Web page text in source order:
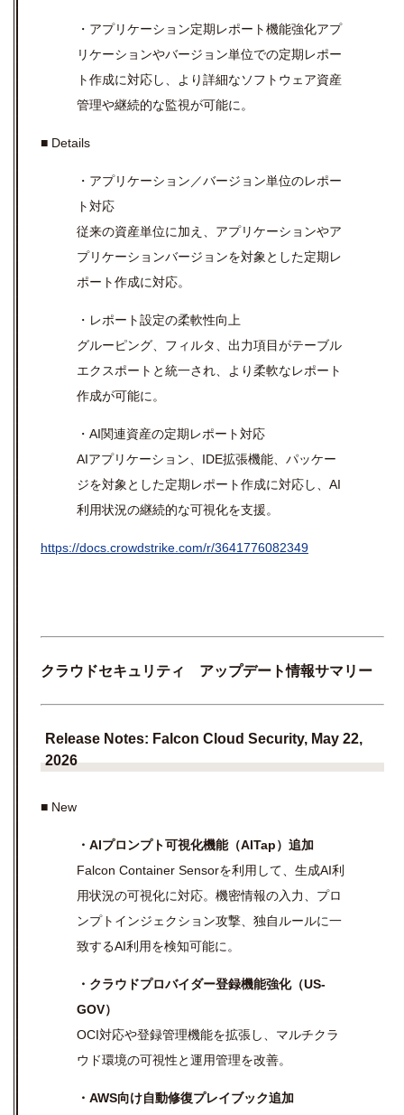
・アプリケーション定期レポート機能強化アプ
リケーションやバージョン単位での定期レポー
ト作成に対応し、より詳細なソフトウェア資産
管理や継続的な監視が可能に。
■ Details
・アプリケーション／バージョン単位のレポー
ト対応
従来の資産単位に加え、アプリケーションやア
プリケーションバージョンを対象とした定期レ
ポート作成に対応。
・レポート設定の柔軟性向上
グルーピング、フィルタ、出力項目がテーブル
エクスポートと統一され、より柔軟なレポート
作成が可能に。
・AI関連資産の定期レポート対応
AIアプリケーション、IDE拡張機能、パッケー
ジを対象とした定期レポート作成に対応し、AI
利用状況の継続的な可視化を支援。
https://docs.crowdstrike.com/r/3641776082349
クラウドセキュリティ アップデート情報サマリー
Release Notes: Falcon Cloud Security, May 22,
2026
■ New
・AIプロンプト可視化機能（AITap）追加
Falcon Container Sensorを利用して、生成AI利
用状況の可視化に対応。機密情報の入力、プロ
ンプトインジェクション攻撃、独自ルールに一
致するAI利用を検知可能に。
・クラウドプロバイダー登録機能強化（US-
GOV）
OCI対応や登録管理機能を拡張し、マルチクラ
ウド環境の可視性と運用管理を改善。
・AWS向け自動修復プレイブック追加